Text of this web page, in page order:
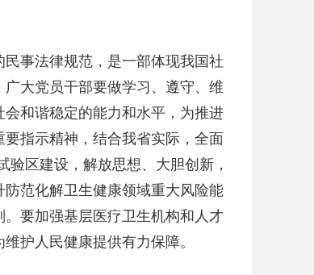
事法律规范，是一部体现我国社
大党员干部要做学习、遵守、维
和谐稳定的能力和水平，为推进
指示精神，结合我省实际，全面
区建设，解放思想、大胆创新，
范化解卫生健康领域重大风险能
要加强基层医疗卫生机构和人才
护人民健康提供有力保障。